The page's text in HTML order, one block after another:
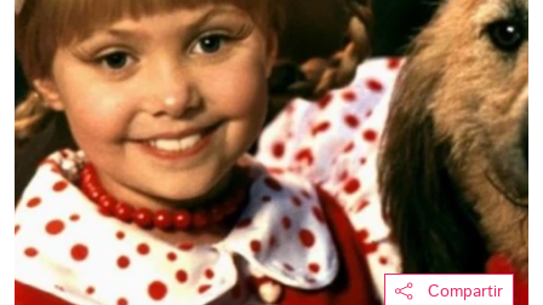
Compartir